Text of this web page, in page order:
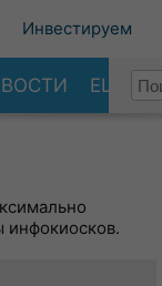
Инвестируем
ЕЩЕ
инфокиосков.